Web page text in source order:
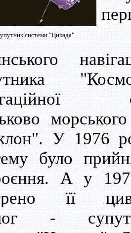
системи "Цикада"
У 1976
було
А у
її
-